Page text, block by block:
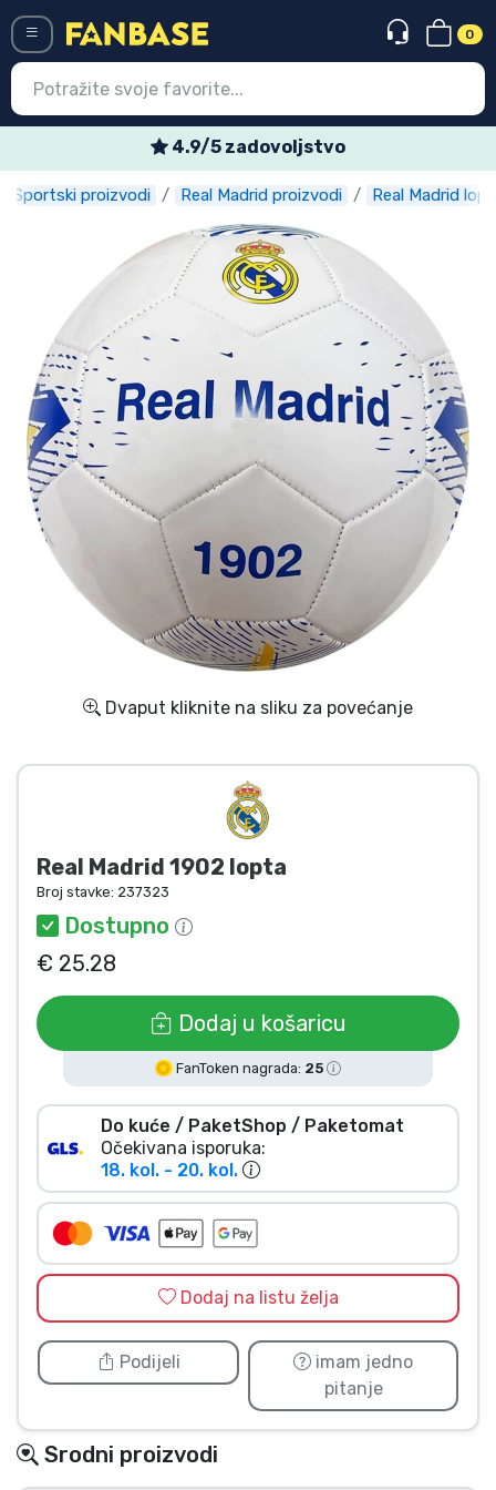
0
4.9/5 zadovoljstvo
Sportski proizvodi Real Madrid proizvodi Real Madrid
Dvaput kliknite na sliku za povećanje
Real Madrid 1902 lopta
Broj stavke: 237323
Dostupno
€ 25.28
Dodaj u košaricu
FanToken nagrada: 25
Do kuće / PaketShop / Paketomat
Očekivana isporuka:
18. kol. - 20. kol.
Dodaj na listu želja
Podijeli
imam jedno
pitanje
Srodni proizvodi
Ulazak Registracija
Najnovije proizvodi
Akcija
Ekspresna dostava
Prednarudžbe
Outlet proizvodi
Dostava i plaćanje
TV serija proizvodi
Film proizvodi
Crtani proizvodi
Anime proizvodi
Sportski proizvodi
Glazbeni proizvodi
Vrste proizvoda
Marke